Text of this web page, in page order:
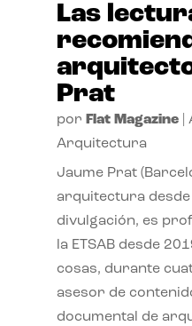
Las
Prat
por Flat Magazine|
Arquitectura
Jaume Prat
arquitectura desde
divulgación, es
la ETSAB desde
cosas, durante
asesor de
documental de